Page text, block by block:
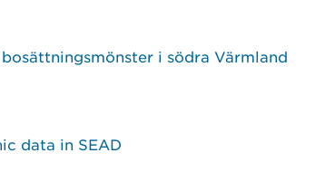
i södra Värmland
data in SEAD